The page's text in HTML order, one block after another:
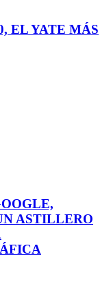
EL YATE MÁS
ASTILLERO